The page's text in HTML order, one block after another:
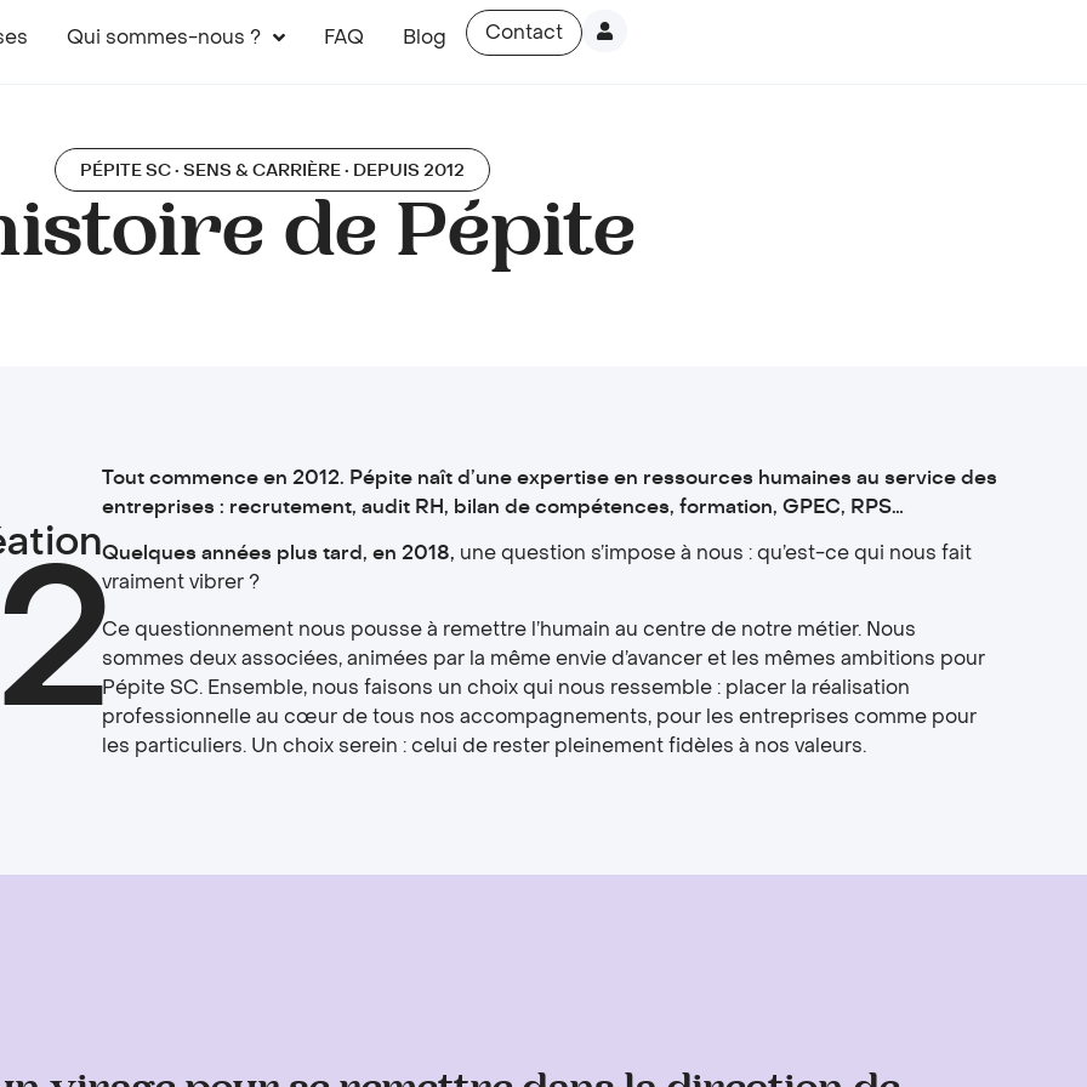
Qui sommes-nous ? FAQ Blog Contact
PÉPITE SC • SENS & CARRIÈRE • DEPUIS 2012
de Pépite
Tout commence en 2012. Pépite naît d’une expertise en ressources humaines au service des
entreprises : recrutement, audit RH, bilan de compétences, formation, GPEC, RPS…
Quelques années plus tard, en 2018, une question s’impose à nous : qu’est-ce qui nous fait
vraiment vibrer ?
Ce questionnement nous pousse à remettre l’humain au centre de notre métier. Nous
sommes deux associées, animées par la même envie d’avancer et les mêmes ambitions pour
Pépite SC. Ensemble, nous faisons un choix qui nous ressemble : placer la réalisation
professionnelle au cœur de tous nos accompagnements, pour les entreprises comme pour
les particuliers. Un choix serein : celui de rester pleinement fidèles à nos valeurs.